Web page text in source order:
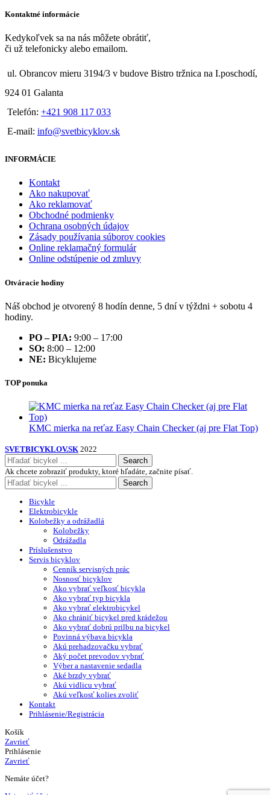
Kontaktné informácie
Kedykoľvek sa na nás môžete obrátiť,
či už telefonicky alebo emailom.
ul. Obrancov mieru 3194/3 v budove Bistro tržnica na I.poschodí,
924 01 Galanta
Telefón: +421 908 117 033
E-mail: info@svetbicyklov.sk
INFORMÁCIE
Kontakt
Ako nakupovať
Ako reklamovať
Obchodné podmienky
Ochrana osobných údajov
Zásady používania súborov cookies
Online reklamačný formulár
Online odstúpenie od zmluvy
Otváracie hodiny
Náš obchod je otvorený 8 hodín denne, 5 dní v týždni + sobotu 4
hodiny.
PO – PIA: 9:00 – 17:00
SO: 8:00 – 12:00
NE: Bicyklujeme
TOP ponuka
KMC mierka na reťaz Easy Chain Checker (aj pre Flat Top)
SVETBICYKLOV.SK 2022
Search
Ak chcete zobraziť produkty, ktoré hľadáte, začnite písať.
Search
Bicykle
Elektrobicykle
Kolobežky a odrážadlá
Kolobežky
Odrážadla
Príslušenstvo
Servis bicyklov
Cenník servisných prác
Nosnosť bicyklov
Ako vybrať veľkosť bicykla
Ako vybrať typ bicykla
Ako vybrať elektrobicykel
Ako chrániť bicykel pred krádežou
Ako vybrať dobrú prilbu na bicykel
Povinná výbava bicykla
Akú prehadzovačku vybrať
Aký počet prevodov vybrať
Výber a nastavenie sedadla
Aké brzdy vybrať
Akú vidlicu vybrať
Akú veľkosť kolies zvoliť
Kontakt
Prihlásenie/Registrácia
Košík
Zavrieť
Prihlásenie
Zavrieť
Nemáte účet?